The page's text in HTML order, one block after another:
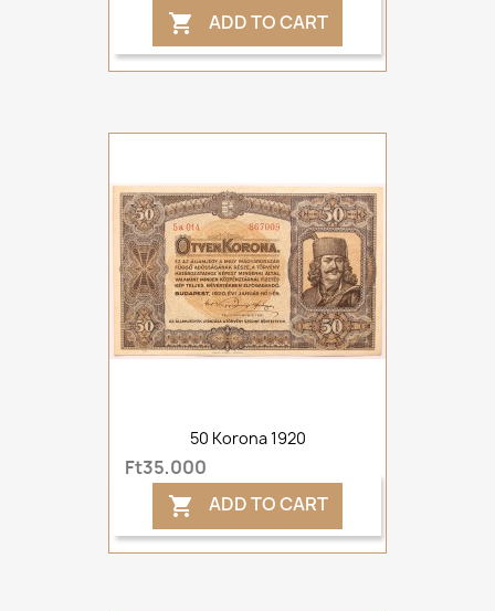
 ADD TO CART
50 Korona 1920
Ft35,000
 ADD TO CART